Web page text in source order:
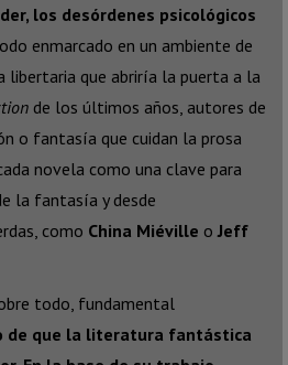
los desórdenes psicológicos
enmarcado en un ambiente de
que abriría la puerta a la
de los últimos años, autores de
o fantasía que cuidan la prosa
novela como una clave para
la fantasía y desde
como China Miéville oJeff
todo, fundamental
de que la literatura fantástica